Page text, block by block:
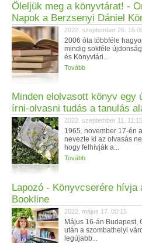
Öleljük meg a könyvtárat! -
Napok a Berzsenyi Dániel
2022. szeptember 26.
2006 óta többféle
mindig sokféle
és Könyvtári...
Tovább
Minden elolvasott könyv egy
írni-olvasni tudás a tanulás
2022. szeptember 11. 11:15
1965. november 17-én
nevezte ki az olvasás
hogy felhívják a...
Tovább
Lapozó - Könyvcserére hívja
Bookline
2022. május 17. 00:15
Május 16-án Budapest,
után a szombathelyi
legújabb...